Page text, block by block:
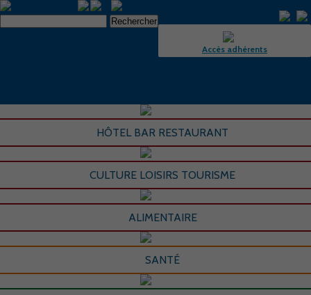
Accès adhérents
HÔTEL BAR RESTAURANT
CULTURE LOISIRS TOURISME
ALIMENTAIRE
SANTÉ